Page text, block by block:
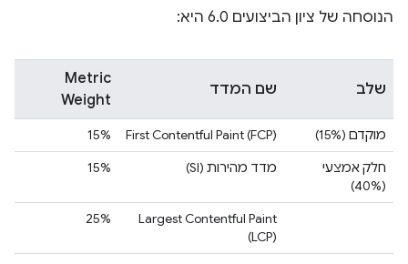
הנוסחה של ציון הביצועים 6.0 היא:
שלב שם המדד
Metric
Weight
מוקדם (15%) First Contentful Paint (FCP)
15%
חלק אמצעי
(40%)
מדד מהירות (SI) 15%
Largest Contentful Paint
(LCP)
25%